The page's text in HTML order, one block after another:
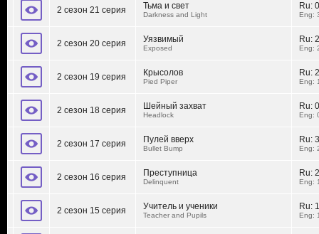
2 сезон 21 серия Тьма и свет
Darkness and Light
Ru:
Eng:
2 сезон 20 серия Уязвимый
Exposed
Ru:
Eng:
2 сезон 19 серия Крысолов
Pied Piper
Ru:
Eng:
2 сезон 18 серия Шейный захват
Headlock
Ru:
Eng:
2 сезон 17 серия Пулей вверх
Bullet Bump
Ru:
Eng:
2 сезон 16 серия Преступница
Delinquent
Ru:
Eng:
2 сезон 15 серия Учитель и ученики
Teacher and Pupils
Ru:
Eng: